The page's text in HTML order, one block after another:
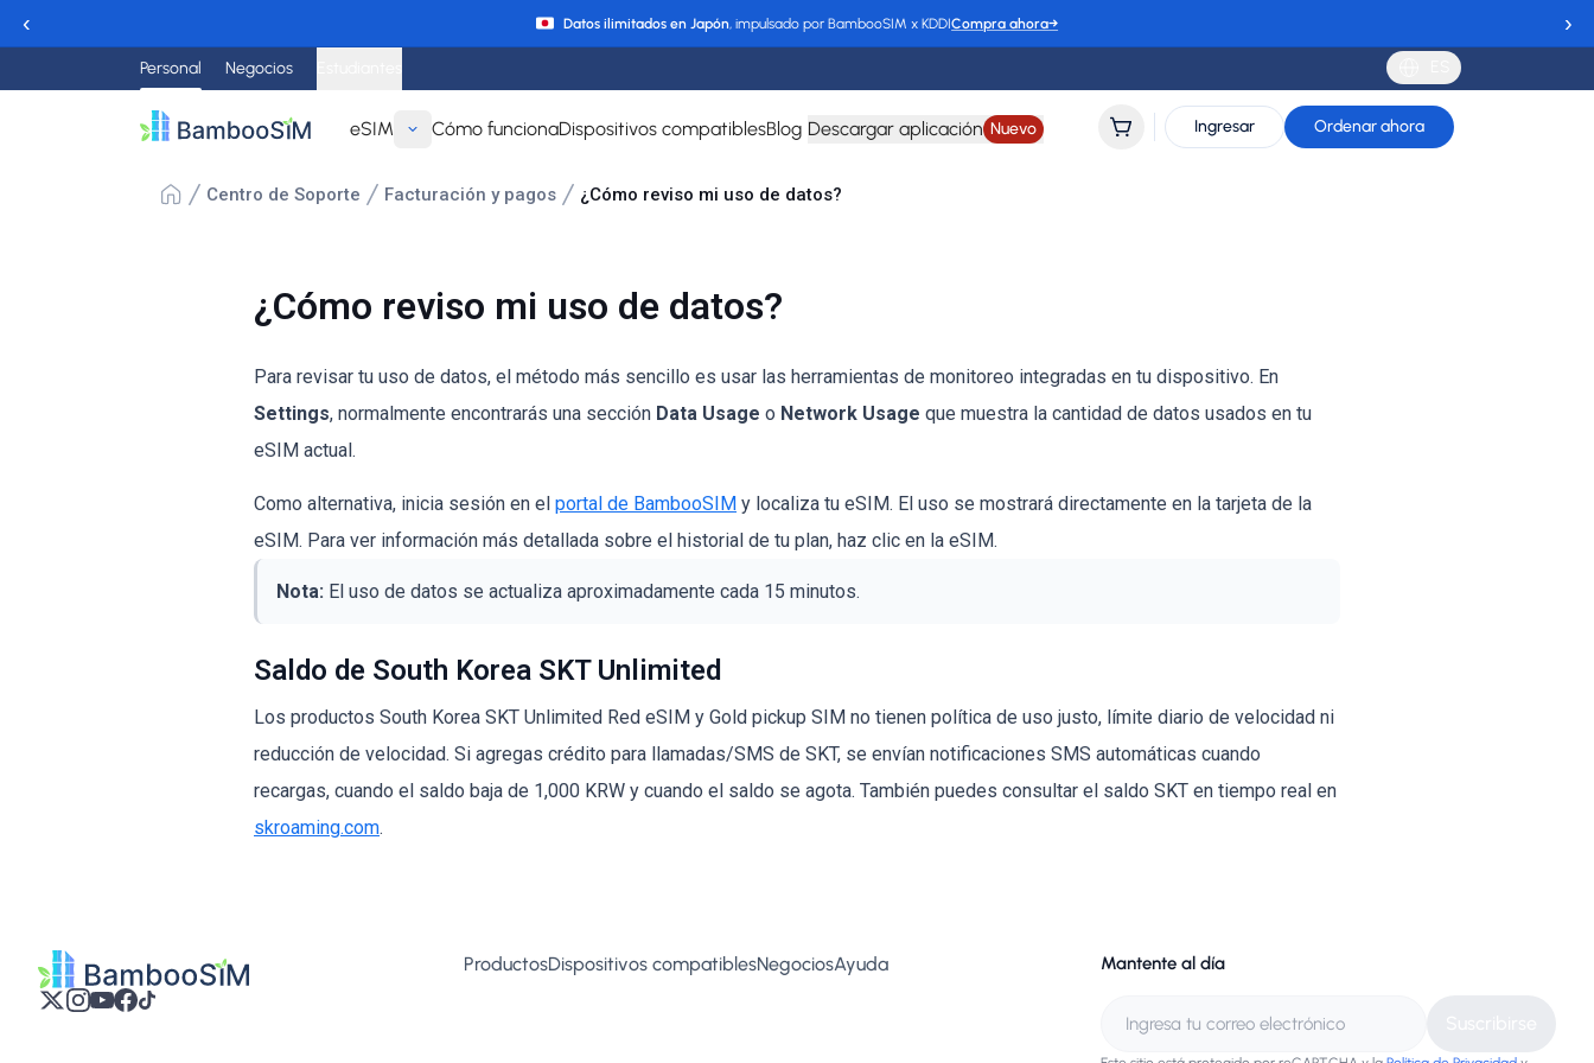
‹ Datos ilimitados en Japón, impulsado por BambooSIM x KDDICompra ahora→ ›
Personal Negocios
eSIM Cómo funcionaDispositivos compatiblesBlog Descargar aplicación Nuevo Ingresar Ordenar ahora
Centro de Soporte Facturación y pagos ¿Cómo reviso mi uso de datos?
¿Cómo reviso mi uso de datos?
Para revisar tu uso de datos, el método más sencillo es usar las herramientas de monitoreo integradas en tu dispositivo. En
Settings, normalmente encontrarás una sección Data Usage o Network Usage que muestra la cantidad de datos usados en tu
eSIM actual.
Como alternativa, inicia sesión en el portal de BambooSIM y localiza tu eSIM. El uso se mostrará directamente en la tarjeta de la
eSIM. Para ver información más detallada sobre el historial de tu plan, haz clic en la eSIM.
Nota: El uso de datos se actualiza aproximadamente cada 15 minutos.
Saldo de South Korea SKT Unlimited
Los productos South Korea SKT Unlimited Red eSIM y Gold pickup SIM no tienen política de uso justo, límite diario de velocidad ni
reducción de velocidad. Si agregas crédito para llamadas/SMS de SKT, se envían notificaciones SMS automáticas cuando
recargas, cuando el saldo baja de 1,000 KRW y cuando el saldo se agota. También puedes consultar el saldo SKT en tiempo real en
skroaming.com.
ProductosDispositivos compatiblesNegociosAyuda Mantente al día